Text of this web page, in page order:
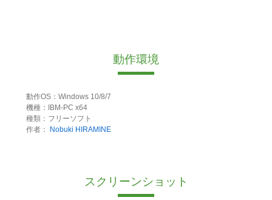
動作環境
動作OS：Windows 10/8/7
機種：IBM-PC x64
種類：フリーソフト
作者：
Nobuki HIRAMINE
スクリーンショット